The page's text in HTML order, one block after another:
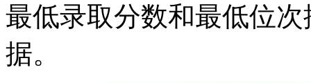
最低录取分数和最低位
据。